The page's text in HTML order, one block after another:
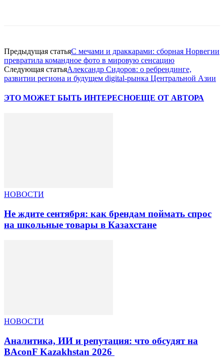
Предыдущая статьяС мечами и драккарами: сборная Норвегии
превратила командное фото в мировую сенсацию
Следующая статьяАлександр Сидоров: о ребрендинге,
развитии региона и будущем digital-рынка Центральной Азии
ЭТО МОЖЕТ БЫТЬ ИНТЕРЕСНОЕЩЕ ОТ АВТОРА
НОВОСТИ
Не ждите сентября: как брендам поймать спрос
на школьные товары в Казахстане
НОВОСТИ
Аналитика, ИИ и репутация: что обсудят на
BAconF Kazakhstan 2026